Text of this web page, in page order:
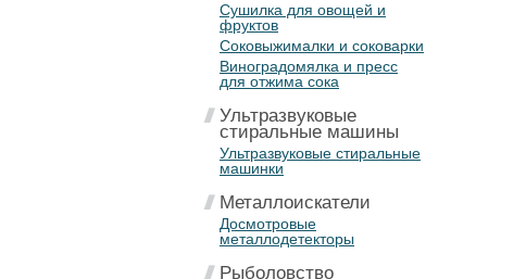
Сушилка для овощей и
фруктов
Соковыжималки и соковарки
Виноградомялка и пресс
для отжима сока
Ультразвуковые
стиральные машины
Ультразвуковые стиральные
машинки
Металлоискатели
Досмотровые
металлодетекторы
Рыболовство